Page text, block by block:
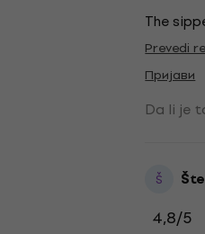
The
Prevedi
Пријави
Da li je
Š
4,8/5